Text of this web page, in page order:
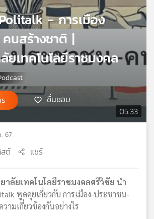
05:33
- การเมือง
นสร้างชาติ |
ยเทคโนโลยีราชมงคล
ชื่นชอบ
67
ต์ แชร์
ลัยเทคโนโลยีราชมงคลศรีวิชัย นำ
พูดคุยเกี่ยวกับ การเมือง-ประชาชน-
ามเกี่ยวข้องกันอย่างไร